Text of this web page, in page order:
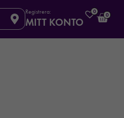
Registrera:
MITT KONTO
0
0